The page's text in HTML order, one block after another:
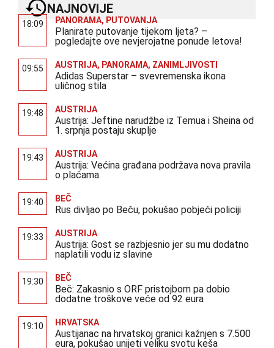
NAJNOVIJE
18:09 PANORAMA, PUTOVANJA
Planirate putovanje tijekom ljeta? –
pogledajte ove nevjerojatne ponude letova!
09:55 AUSTRIJA, PANORAMA, ZANIMLJIVOSTI
Adidas Superstar – svevremenska ikona
uličnog stila
19:48 AUSTRIJA
Austrija: Jeftine narudžbe iz Temua i Sheina od
1. srpnja postaju skuplje
19:43 AUSTRIJA
Austrija: Većina građana podržava nova pravila
o plaćama
19:40 BEČ
Rus divljao po Beču, pokušao pobjeći policiji
19:33 AUSTRIJA
Austrija: Gost se razbjesnio jer su mu dodatno
naplatili vodu iz slavine
19:30 BEČ
Beč: Zakasnio s ORF pristojbom pa dobio
dodatne troškove veće od 92 eura
19:10 HRVATSKA
Austijanac na hrvatskoj granici kažnjen s 7.500
eura, pokušao unijeti veliku svotu keša